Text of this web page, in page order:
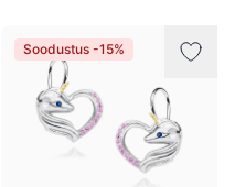
Soodustus -15%